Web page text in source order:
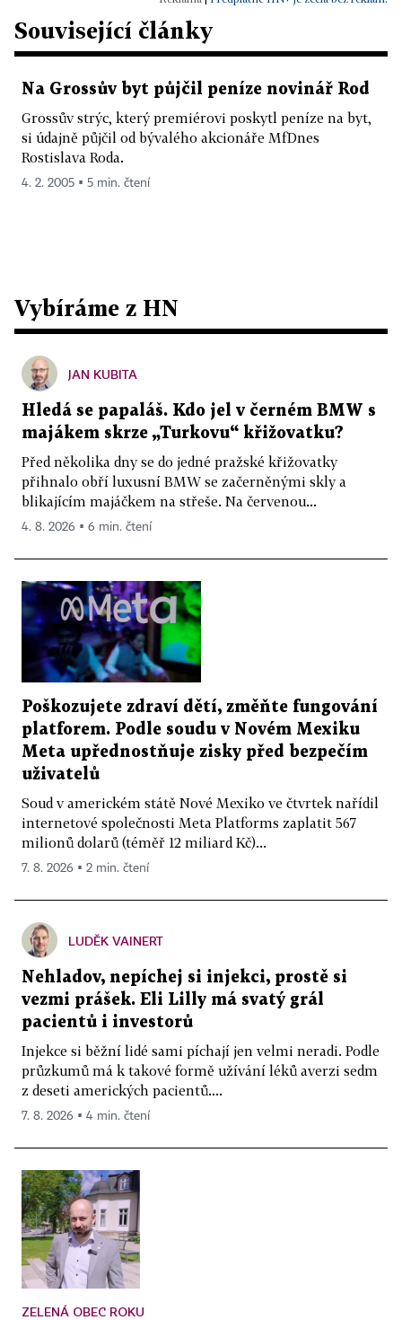
Související články
Na Grossův byt půjčil peníze novinář Rod
Grossův strýc, který premiérovi poskytl peníze na byt,
si údajně půjčil od bývalého akcionáře MfDnes
Rostislava Roda.
4. 2. 2005 ▪ 5 min. čtení
Vybíráme z HN
JAN KUBITA
Hledá se papaláš. Kdo jel v černém BMW s
majákem skrze „Turkovu“ křižovatku?
Před několika dny se do jedné pražské křižovatky
přihnalo obří luxusní BMW se začerněnými skly a
blikajícím majáčkem na střeše. Na červenou...
4. 8. 2026 ▪ 6 min. čtení
Poškozujete zdraví dětí, změňte fungování
platforem. Podle soudu v Novém Mexiku
Meta upřednostňuje zisky před bezpečím
uživatelů
Soud v americkém státě Nové Mexiko ve čtvrtek nařídil
internetové společnosti Meta Platforms zaplatit 567
milionů dolarů (téměř 12 miliard Kč)...
7. 8. 2026 ▪ 2 min. čtení
LUDĚK VAINERT
Nehladov, nepíchej si injekci, prostě si
vezmi prášek. Eli Lilly má svatý grál
pacientů i investorů
Injekce si běžní lidé sami píchají jen velmi neradi. Podle
průzkumů má k takové formě užívání léků averzi sedm
z deseti amerických pacientů....
7. 8. 2026 ▪ 4 min. čtení
ZELENÁ OBEC ROKU